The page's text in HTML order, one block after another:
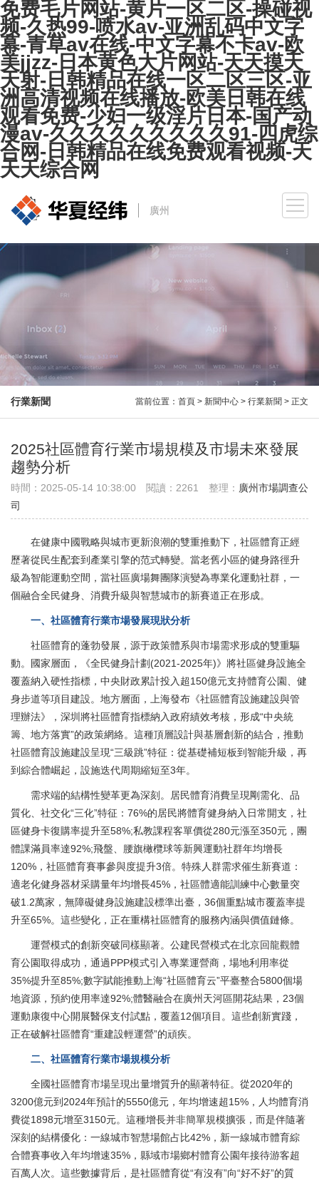
免费毛片网站-黄片一区二区-操碰视
频-久热99-喷水av-亚洲乱码中文字
幕-青草av在线-中文字幕不卡av-欧
美jjzz-日本黄色大片网站-天天摸天
天射-日韩精品在线一区二区三区-亚
洲高清视频在线播放-欧美日韩在线
观看免费-少妇一级淫片日本-国产动
漫av-久久久久久久久久久91-四虎综
合网-日韩精品在线免费观看视频-天
天天综合网
廣州
北京
長沙
行業新聞 當前位置：首頁 > 新聞中心 > 行業新聞 > 正文
2025社區體育行業市場規模及市場未來發展
趨勢分析
時間：2025-05-14 10:38:00 閱讀：2261 整理： 廣州市場調查公
司
在健康中國戰略與城市更新浪潮的雙重推動下，社區體育正經
歷著從民生配套到產業引擎的范式轉變。當老舊小區的健身路徑升
級為智能運動空間，當社區廣場舞團隊演變為專業化運動社群，一
個融合全民健身、消費升級與智慧城市的新賽道正在形成。
一、社區體育行業市場發展現狀分析
社區體育的蓬勃發展，源于政策體系與市場需求形成的雙重驅
動。國家層面，《全民健身計劃(2021-2025年)》將社區健身設施全
覆蓋納入硬性指標，中央財政累計投入超150億元支持體育公園、健
身步道等項目建設。地方層面，上海發布《社區體育設施建設與管
理辦法》，深圳將社區體育指標納入政府績效考核，形成“中央統
籌、地方落實”的政策網絡。這種頂層設計與基層創新的結合，推動
社區體育設施建設呈現“三級跳”特征：從基礎補短板到智能升級，再
到綜合體崛起，設施迭代周期縮短至3年。
需求端的結構性變革更為深刻。居民體育消費呈現剛需化、品
質化、社交化“三化”特征：76%的居民將體育健身納入日常開支，社
區健身卡復購率提升至58%;私教課程客單價從280元漲至350元，團
體課滿員率達92%;飛盤、腰旗橄欖球等新興運動社群年均增長
120%，社區體育賽事參與度提升3倍。特殊人群需求催生新賽道：
適老化健身器材采購量年均增長45%，社區體適能訓練中心數量突
破1.2萬家，無障礙健身設施建設標準出臺，36個重點城市覆蓋率提
升至65%。這些變化，正在重構社區體育的服務內涵與價值鏈條。
運營模式的創新突破同樣顯著。公建民營模式在北京回龍觀體
育公園取得成功，通過PPP模式引入專業運營商，場地利用率從
35%提升至85%;數字賦能推動上海“社區體育云”平臺整合5800個場
地資源，預約使用率達92%;體醫融合在廣州天河區開花結果，23個
運動康復中心開展醫保支付試點，覆蓋12個項目。這些創新實踐，
正在破解社區體育“重建設輕運營”的頑疾。
二、社區體育行業市場規模分析
全國社區體育市場呈現出量增質升的顯著特征。從2020年的
3200億元到2024年預計的5550億元，年均增速超15%，人均體育消
費從1898元增至3150元。這種增長并非簡單規模擴張，而是伴隨著
深刻的結構優化：一線城市智慧場館占比42%，新一線城市體育綜
合體賽事收入年均增速35%，縣域市場鄉村體育公園年接待游客超
百萬人次。這些數據背后，是社區體育從“有沒有”向“好不好”的質